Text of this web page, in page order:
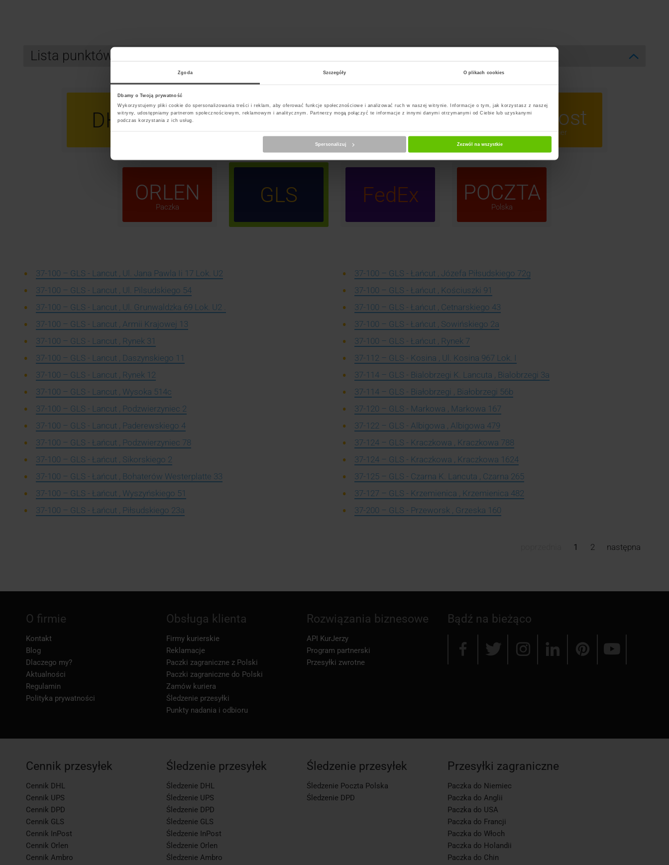
Zgoda Szczegóły O plikach cookies
Dbamy o Twoją prywatność
Wykorzystujemy pliki cookie do spersonalizowania treści i reklam, aby oferować funkcje społecznościowe i analizować ruch w naszej witrynie. Informacje o tym, jak korzystasz z naszej
witryny, udostępniamy partnerom społecznościowym, reklamowym i analitycznym. Partnerzy mogą połączyć te informacje z innymi danymi otrzymanymi od Ciebie lub uzyskanymi
podczas korzystania z ich usług.
Spersonalizuj Zezwól na wszystkie
Lista punktów kurierskich GLS Markowa
DHL UPS DPD InPost InPost
Kurier
ORLEN
Paczka GLS FedEx POCZTA
Polska
37-100 – GLS - Lancut , Ul. Jana Pawla Ii 17 Lok. U2
37-100 – GLS - Lancut , Ul. Pilsudskiego 54
37-100 – GLS - Lancut , Ul. Grunwaldzka 69 Lok. U2 .
37-100 – GLS - Lancut , Armii Krajowej 13
37-100 – GLS - Lancut , Rynek 31
37-100 – GLS - Lancut , Daszynskiego 11
37-100 – GLS - Lancut , Rynek 12
37-100 – GLS - Lancut , Wysoka 514c
37-100 – GLS - Lancut , Podzwierzyniec 2
37-100 – GLS - Lancut , Paderewskiego 4
37-100 – GLS - Łańcut , Podzwierzyniec 78
37-100 – GLS - Łańcut , Sikorskiego 2
37-100 – GLS - Łańcut , Bohaterów Westerplatte 33
37-100 – GLS - Łańcut , Wyszyńskiego 51
37-100 – GLS - Łańcut , Piłsudskiego 23a
37-100 – GLS - Łańcut , Józefa Piłsudskiego 72g
37-100 – GLS - Łańcut , Kościuszki 91
37-100 – GLS - Łańcut , Cetnarskiego 43
37-100 – GLS - Łańcut , Sowińskiego 2a
37-100 – GLS - Łańcut , Rynek 7
37-112 – GLS - Kosina , Ul. Kosina 967 Lok. I
37-114 – GLS - Bialobrzegi K. Lancuta , Bialobrzegi 3a
37-114 – GLS - Białobrzegi , Białobrzegi 56b
37-120 – GLS - Markowa , Markowa 167
37-122 – GLS - Albigowa , Albigowa 479
37-124 – GLS - Kraczkowa , Kraczkowa 788
37-124 – GLS - Kraczkowa , Kraczkowa 1624
37-125 – GLS - Czarna K. Lancuta , Czarna 265
37-127 – GLS - Krzemienica , Krzemienica 482
37-200 – GLS - Przeworsk , Grzeska 160
1 2 następna
Bądź na bieżąco
O firmie
Kontakt
Blog
Dlaczego my?
Aktualności
Regulamin
Polityka prywatności
Obsługa klienta
Firmy kurierskie
Reklamacje
Paczki zagraniczne z Polski
Paczki zagraniczne do Polski
Zamów kuriera
Śledzenie przesyłki
Punkty nadania i odbioru
Rozwiązania biznesowe
API KurJerzy
Program partnerski
Przesyłki zwrotne
Cennik przesyłek
Cennik DHL
Cennik UPS
Cennik DPD
Cennik GLS
Cennik InPost
Cennik Orlen
Cennik Ambro
Śledzenie przesyłek
Śledzenie DHL
Śledzenie UPS
Śledzenie DPD
Śledzenie GLS
Śledzenie InPost
Śledzenie Orlen
Śledzenie Ambro
Śledzenie przesyłek
Śledzenie Poczta Polska
Śledzenie DPD
Przesyłki zagraniczne
Paczka do Niemiec
Paczka do Anglii
Paczka do USA
Paczka do Francji
Paczka do Włoch
Paczka do Holandii
Paczka do Chin